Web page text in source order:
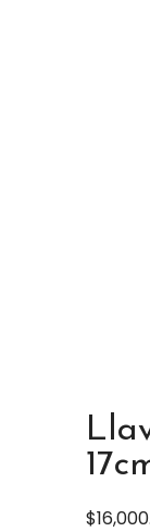
$